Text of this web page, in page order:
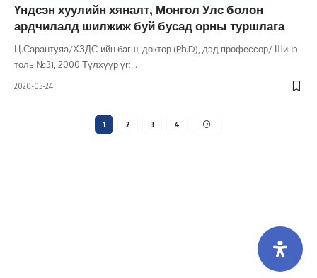
Үндсэн хуулийн хяналт, Монгол Улс болон
ардчилалд шилжиж буй бусад орны туршлага
Ц.Сарантуяа/ХЗДС-ийн багш, доктор (Ph.D), дэд профессор/ Шинэ
толь №31, 2000 Түлхүүр үг:…
2020-03-24
1 2 3 4